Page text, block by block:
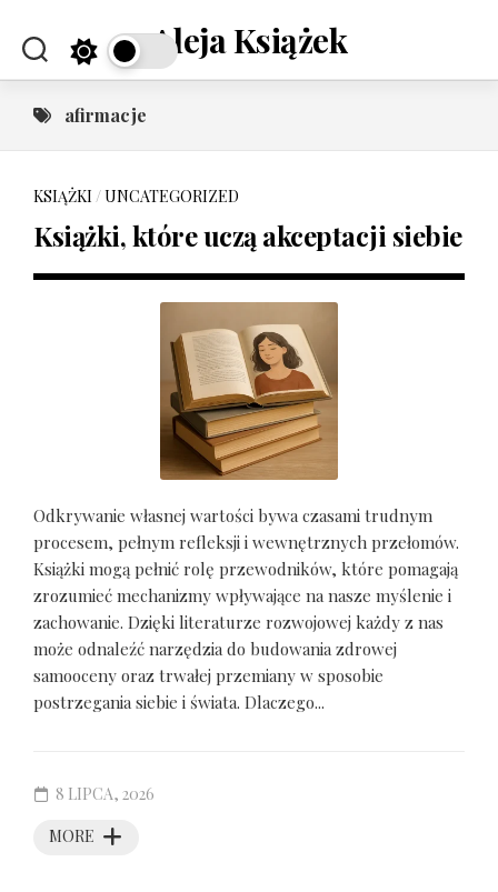
content
Aleja Książek
afirmacje
KSIĄŻKI /UNCATEGORIZED
Książki, które uczą akceptacji siebie
Odkrywanie własnej wartości bywa czasami trudnym
procesem, pełnym refleksji i wewnętrznych przełomów.
Książki mogą pełnić rolę przewodników, które pomagają
zrozumieć mechanizmy wpływające na nasze myślenie i
zachowanie. Dzięki literaturze rozwojowej każdy z nas
może odnaleźć narzędzia do budowania zdrowej
samooceny oraz trwałej przemiany w sposobie
postrzegania siebie i świata. Dlaczego...
MORE
8 LIPCA, 2026